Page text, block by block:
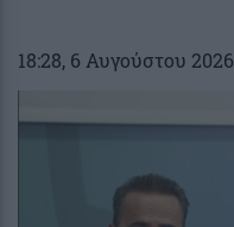
18:28, 6 Αυγούστου 2026